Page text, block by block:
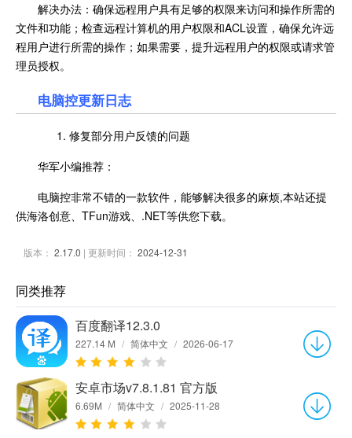
解决办法：确保远程用户具有足够的权限来访问和操作所需的
文件和功能；检查远程计算机的用户权限和ACL设置，确保允许远
程用户进行所需的操作；如果需要，提升远程用户的权限或请求管
理员授权。
电脑控更新日志
1. 修复部分用户反馈的问题
华军小编推荐：
电脑控非常不错的一款软件，能够解决很多的麻烦,本站还提
供海洛创意、TFun游戏、.NET等供您下载。
版本： 2.17.0 | 更新时间： 2024-12-31
同类推荐
百度翻译12.3.0
227.14 M / 简体中文 / 2026-06-17
安卓市场v7.8.1.81 官方版
6.69M / 简体中文 / 2025-11-28